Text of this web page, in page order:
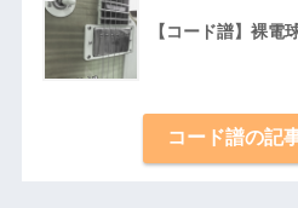
【コード譜】裸電
コード譜の記